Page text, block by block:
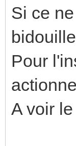
Si ce
Pour
A voir